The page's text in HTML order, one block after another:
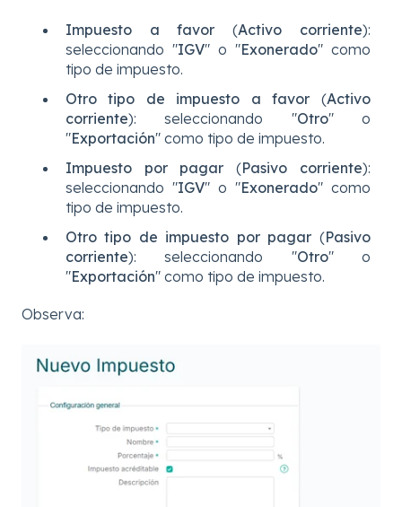
Impuesto a favor(Activo corriente):
seleccionando "IGV" o "Exonerado" como
tipo de impuesto.
Otro tipo de impuesto a favor (Activo
corriente): seleccionando "Otro" o
"Exportación" como tipo de impuesto.
Impuesto por pagar(Pasivo corriente):
seleccionando "IGV" o "Exonerado" como
tipo de impuesto.
Otro tipo de impuesto por pagar (Pasivo
corriente): seleccionando "Otro" o
"Exportación" como tipo de impuesto.
Observa: